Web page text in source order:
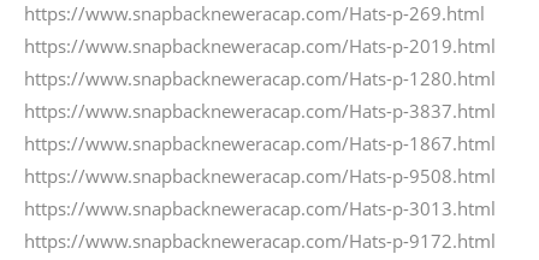
https://www.snapbackneweracap.com/Hats-p-269.html
https://www.snapbackneweracap.com/Hats-p-2019.html
https://www.snapbackneweracap.com/Hats-p-1280.html
https://www.snapbackneweracap.com/Hats-p-3837.html
https://www.snapbackneweracap.com/Hats-p-1867.html
https://www.snapbackneweracap.com/Hats-p-9508.html
https://www.snapbackneweracap.com/Hats-p-3013.html
https://www.snapbackneweracap.com/Hats-p-9172.html